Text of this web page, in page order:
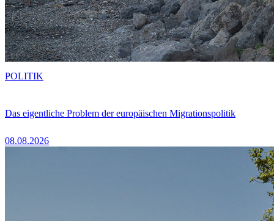
Das eigentliche Problem der europäischen Migrationspolitik
08.08.2026
POLITIK